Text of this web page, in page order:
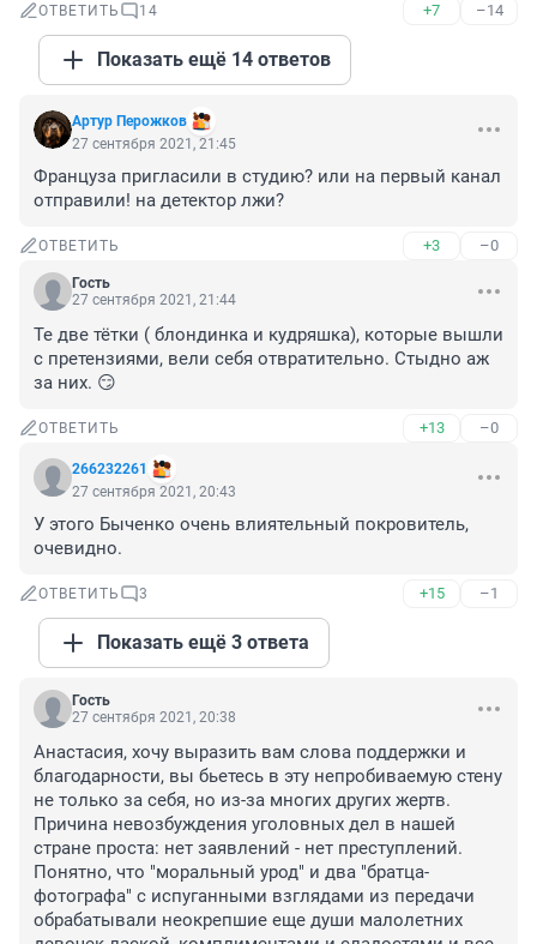
ОТВЕТИТЬ 14 +7 –14
Показать ещё 14 ответов
Артур Перожков
27 сентября 2021, 21:45
Француза пригласили в студию? или на первый канал
отправили! на детектор лжи?
ОТВЕТИТЬ +3 –0
Гость
27 сентября 2021, 21:44
Те две тётки ( блондинка и кудряшка), которые вышли
с претензиями, вели себя отвратительно. Стыдно аж
за них. 😏
ОТВЕТИТЬ +13 –0
266232261
27 сентября 2021, 20:43
У этого Быченко очень влиятельный покровитель,
очевидно.
ОТВЕТИТЬ 3 +15 –1
Показать ещё 3 ответа
Гость
27 сентября 2021, 20:38
Анастасия, хочу выразить вам слова поддержки и
благодарности, вы бьетесь в эту непробиваемую стену
не только за себя, но из-за многих других жертв.
Причина невозбуждения уголовных дел в нашей
стране проста: нет заявлений - нет преступлений.
Понятно, что "моральный урод" и два "братца-
фотографа" с испуганными взглядами из передачи
обрабатывали неокрепшие еще души малолетних